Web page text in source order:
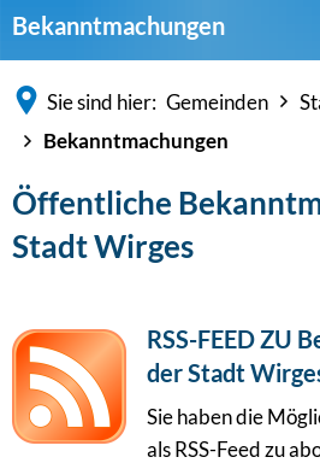
Bekanntmachungen
Sie sind hier: Gemeinden
Bekanntmachungen
Öffentliche
Stadt Wirges
RSS-FEED ZU
der Stadt
Sie haben die
als RSS-Feed zu